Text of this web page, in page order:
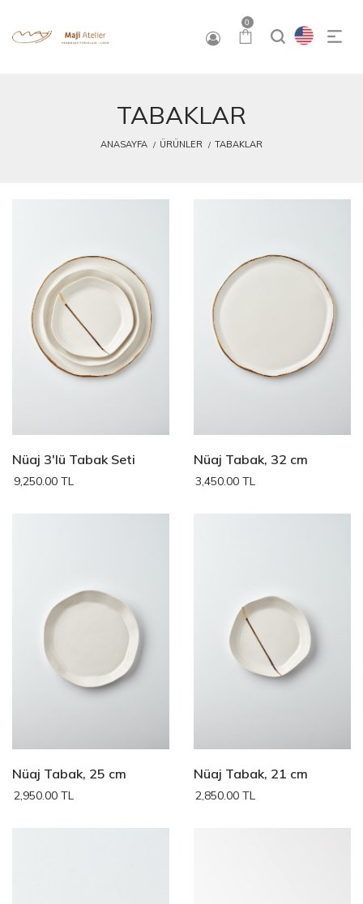
0
TABAKLAR
ANASAYFA ÜRÜNLER TABAKLAR
Nüaj 3'lü Tabak Seti
9,250.00 TL
Nüaj Tabak, 32 cm
3,450.00 TL
Nüaj Tabak, 25 cm
2,950.00 TL
Nüaj Tabak, 21 cm
2,850.00 TL